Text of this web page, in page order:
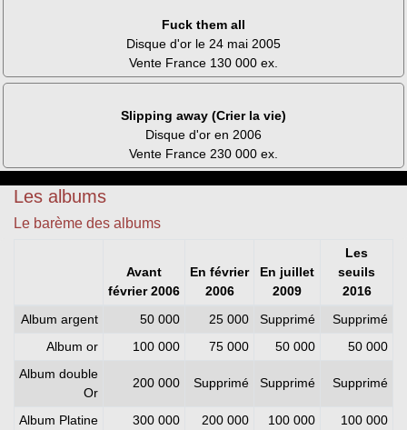
Fuck them all
Disque d'or le 24 mai 2005
Vente France 130 000 ex.
Slipping away (Crier la vie)
Disque d'or en 2006
Vente France 230 000 ex.
Les albums
Le barème des albums
Avant
février 2006
En février
2006
En juillet
2009
Les
seuils
2016
Album argent
50 000 25 000 Supprimé
Supprimé
Album or
100 000 75 000 50 000
50 000
Album double
Or
200 000 Supprimé Supprimé Supprimé
Album Platine 300 000 200 000 100 000
100 000